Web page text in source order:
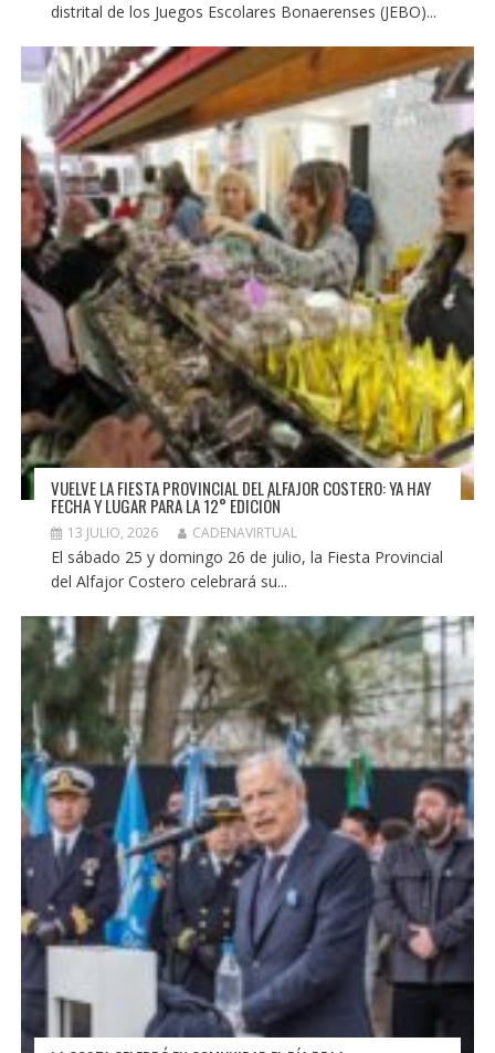
distrital de los Juegos Escolares Bonaerenses (JEBO)...
VUELVE LA FIESTA PROVINCIAL DEL ALFAJOR COSTERO: YA HAY
FECHA Y LUGAR PARA LA 12° EDICIÓN
13 JULIO, 2026 CADENAVIRTUAL
El sábado 25 y domingo 26 de julio, la Fiesta Provincial
del Alfajor Costero celebrará su...